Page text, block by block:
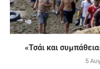
«Τσάι και
5